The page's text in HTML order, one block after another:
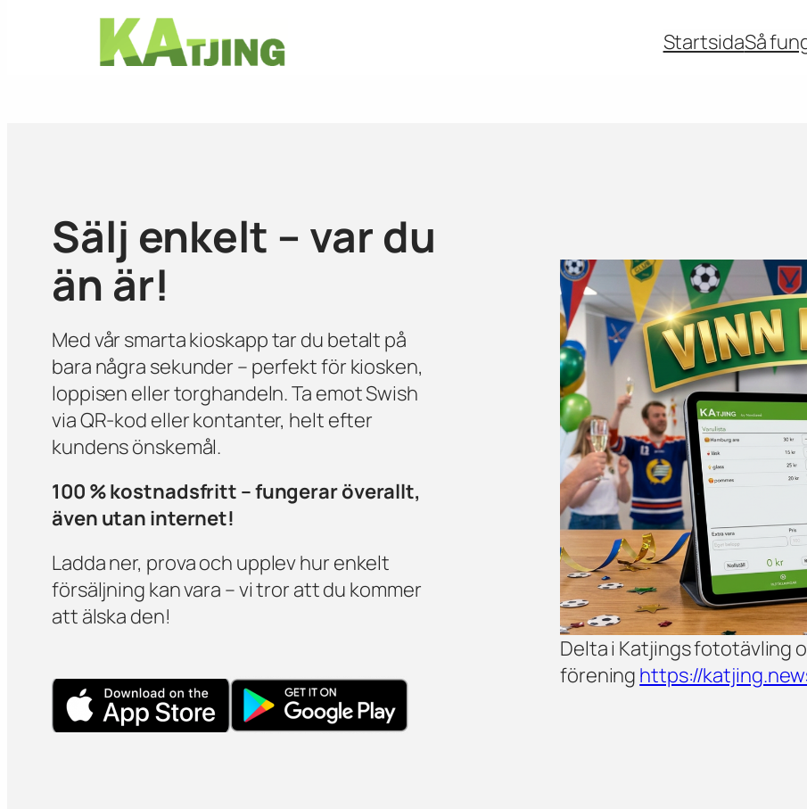
StartsidaSå
Sälj enkelt – var du
än är!
Med vår smarta kioskapp tar du betalt på
bara några sekunder – perfekt för kiosken,
loppisen eller torghandeln. Ta emot Swish
via QR-kod eller kontanter, helt efter
kundens önskemål.
100 % kostnadsfritt – fungerar överallt,
även utan internet!
Ladda ner, prova och upplev hur enkelt
försäljning kan vara – vi tror att du kommer
att älska den!
Delta i Katjings fototävling
förening https://